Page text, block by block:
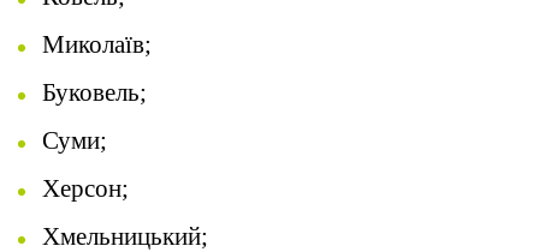
Миколаїв;
Буковель;
Суми;
Херсон;
Хмельницький;